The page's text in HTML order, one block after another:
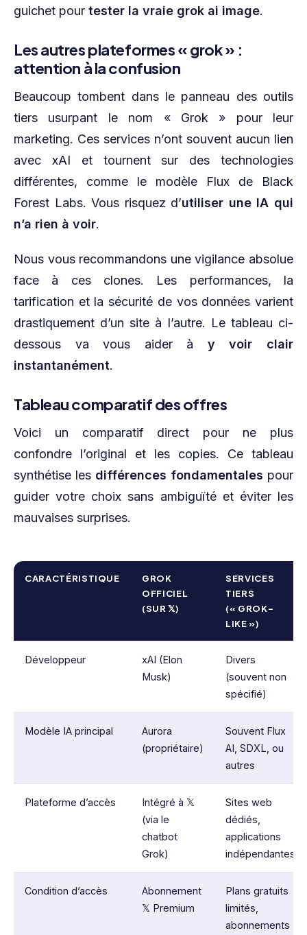
guichet pour tester la vraie grok ai image.
Les autres plateformes « grok » :
attention à la confusion
Beaucoup tombent dans le panneau des outils
tiers usurpant le nom « Grok » pour leur
marketing. Ces services n’ont souvent aucun lien
avec xAI et tournent sur des technologies
différentes, comme le modèle Flux de Black
Forest Labs. Vous risquez d’utiliser une IA qui
n’a rien à voir.
Nous vous recommandons une vigilance absolue
face à ces clones. Les performances, la
tarification et la sécurité de vos données varient
drastiquement d’un site à l’autre. Le tableau ci-
dessous va vous aider à y voir clair
instantanément.
Tableau comparatif des offres
Voici un comparatif direct pour ne plus
confondre l’original et les copies. Ce tableau
synthétise les différences fondamentales pour
guider votre choix sans ambiguïté et éviter les
mauvaises surprises.
CARACTÉRISTIQUE
GROK
OFFICIEL
(SUR 𝕏)
SERVICES
TIERS
(« GROK-
LIKE »)
Développeur
xAI (Elon
Musk)
Divers
(souvent non
spécifié)
Modèle IA principal
Aurora
(propriétaire)
Souvent Flux
AI, SDXL, ou
autres
Plateforme d’accès
Intégré à 𝕏
(via le
chatbot
Grok)
Sites web
dédiés,
applications
indépendantes
Condition d’accès
Abonnement
𝕏 Premium
Plans gratuits
limités,
abonnements